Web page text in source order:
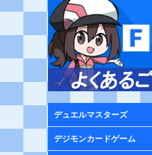
デュエルマスターズ
デジモンカードゲーム